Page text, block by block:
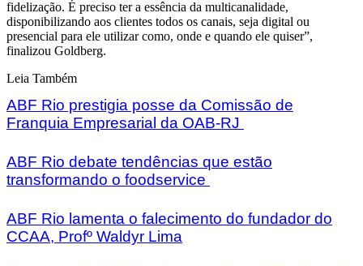
fidelização. É preciso ter a essência da multicanalidade,
disponibilizando aos clientes todos os canais, seja digital ou
presencial para ele utilizar como, onde e quando ele quiser”,
finalizou Goldberg.
Leia Também
ABF Rio prestigia posse da Comissão de
Franquia Empresarial da OAB-RJ
ABF Rio debate tendências que estão
transformando o foodservice
ABF Rio lamenta o falecimento do fundador do
CCAA, Profº Waldyr Lima